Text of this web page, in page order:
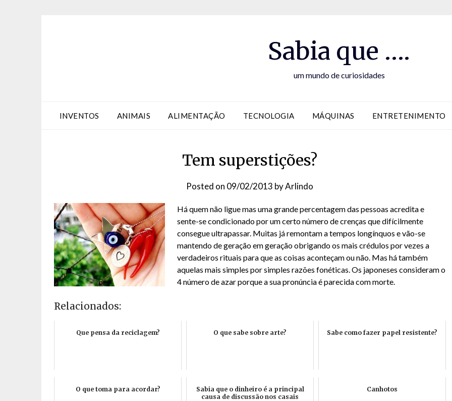
Sabia que ….
um mundo de curiosidades
INVENTOS ANIMAIS ALIMENTAÇÃO TECNOLOGIA MÁQUINAS ENTRETENIMENTO
Tem superstições?
Posted on 09/02/2013 byArlindo
Há quem não ligue mas uma grande percentagem das pessoas acredita e
sente-se condicionado por um certo número de crenças que difícilmente
consegue ultrapassar. Muitas já remontam a tempos longínquos e vão-se
mantendo de geração em geração obrigando os mais crédulos por vezes a
verdadeiros rituais para que as coisas aconteçam ou não. Mas há também
aquelas mais simples por simples razões fonéticas. Os japoneses consideram o
4 número de azar porque a sua pronúncia é parecida com morte.
Relacionados:
Que pensa da reciclagem? O que sabe sobre arte? Sabe como fazer papel resistente?
O que toma para acordar?
Sabia que o dinheiro é a principal
causa de discussão nos casais
Canhotos